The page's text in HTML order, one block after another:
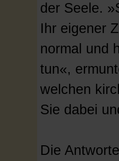
der Seele.
Ihr eigener
normal und
tun«,
welchen
Sie dabei
Die